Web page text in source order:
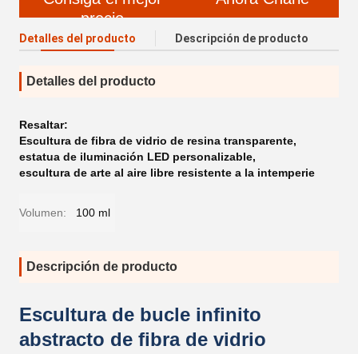
precio
Detalles del producto Descripción de producto
Detalles del producto
Resaltar:
Escultura de fibra de vidrio de resina transparente,
estatua de iluminación LED personalizable,
escultura de arte al aire libre resistente a la intemperie
Volumen: 100 ml
Descripción de producto
Escultura de bucle infinito
abstracto de fibra de vidrio